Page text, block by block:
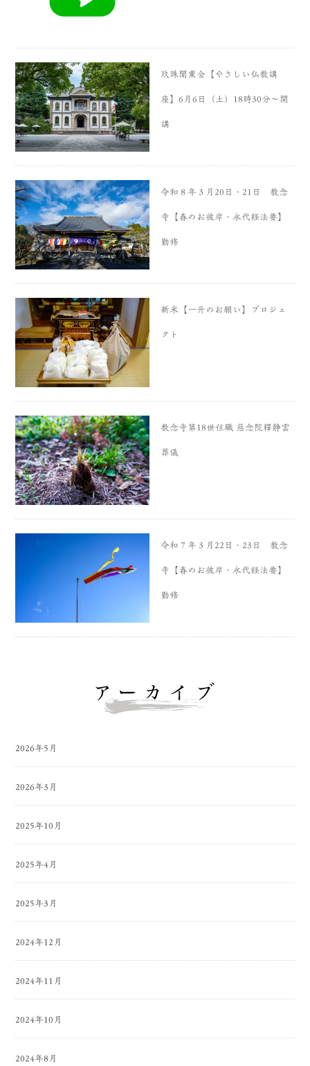
玖珠聞熏会【やさしい仏教講
座】6月6日（土）18時30分〜開
講
令和８年３月20日・21日 教念
寺【春のお彼岸・永代経法要】
勤修
新米【一升のお願い】プロジェ
クト
教念寺第18世住職 慈念院釋静雲
葬儀
令和７年３月22日・23日 教念
寺【春のお彼岸・永代経法要】
勤修
アーカイブ
2026年5月
2026年3月
2025年10月
2025年4月
2025年3月
2024年12月
2024年11月
2024年10月
2024年8月